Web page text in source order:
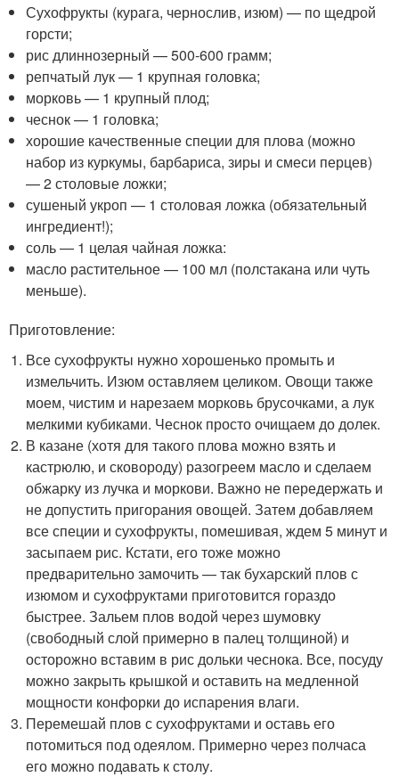
Сухофрукты (курага, чернослив, изюм) — по щедрой
горсти;
рис длиннозерный — 500-600 грамм;
репчатый лук — 1 крупная головка;
морковь — 1 крупный плод;
чеснок — 1 головка;
хорошие качественные специи для плова (можно
набор из куркумы, барбариса, зиры и смеси перцев)
— 2 столовые ложки;
сушеный укроп — 1 столовая ложка (обязательный
ингредиент!);
соль — 1 целая чайная ложка:
масло растительное — 100 мл (полстакана или чуть
меньше).
Приготовление:
Все сухофрукты нужно хорошенько промыть и
измельчить. Изюм оставляем целиком. Овощи также
моем, чистим и нарезаем морковь брусочками, а лук
мелкими кубиками. Чеснок просто очищаем до долек.
В казане (хотя для такого плова можно взять и
кастрюлю, и сковороду) разогреем масло и сделаем
обжарку из лучка и моркови. Важно не передержать и
не допустить пригорания овощей. Затем добавляем
все специи и сухофрукты, помешивая, ждем 5 минут и
засыпаем рис. Кстати, его тоже можно
предварительно замочить — так бухарский плов с
изюмом и сухофруктами приготовится гораздо
быстрее. Зальем плов водой через шумовку
(свободный слой примерно в палец толщиной) и
осторожно вставим в рис дольки чеснока. Все, посуду
можно закрыть крышкой и оставить на медленной
мощности конфорки до испарения влаги.
Перемешай плов с сухофруктами и оставь его
потомиться под одеялом. Примерно через полчаса
его можно подавать к столу.